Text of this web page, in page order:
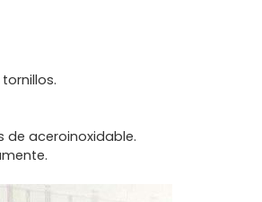
de aceroinoxidable.